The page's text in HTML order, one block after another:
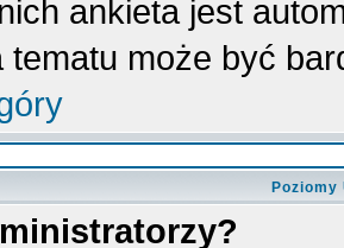
ankieta jest
tematu może być